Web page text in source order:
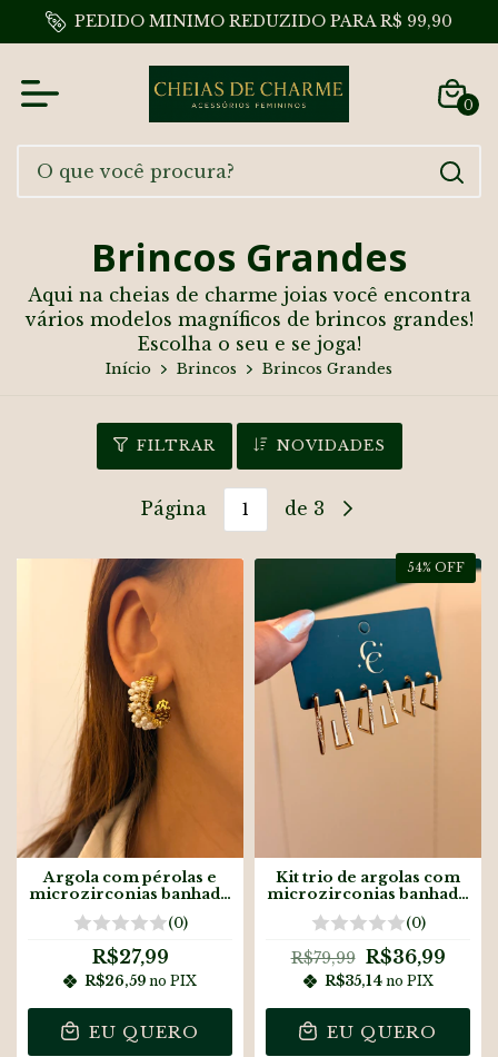
PEDIDO MINIMO REDUZIDO PARA R$ 99,90
0
Brincos Grandes
Aqui na cheias de charme joias você encontra
vários modelos magníficos de brincos grandes!
Escolha o seu e se joga!
Início Brincos Brincos Grandes
FILTRAR NOVIDADES
Página de 3
Argola com pérolas e
microzirconias banhado
a ouro18k
(0)
R$27,99
R$26,59 no PIX
EU QUERO
54% OFF
Kit trio de argolas com
microzirconias banhado
a ouro18k
(0)
R$79,99 R$36,99
R$35,14no PIX
EU QUERO